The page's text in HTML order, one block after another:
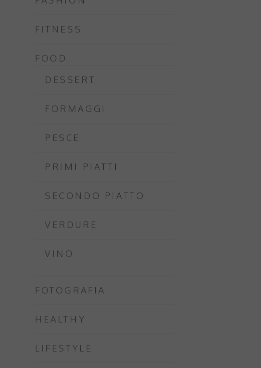
FITNESS
FOOD
DESSERT
FORMAGGI
PESCE
PRIMI PIATTI
SECONDO PIATTO
VERDURE
VINO
FOTOGRAFIA
HEALTHY
LIFESTYLE